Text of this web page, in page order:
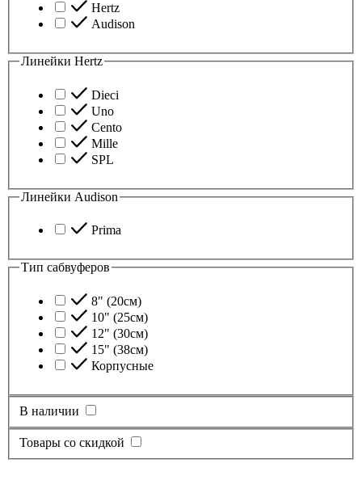
Hertz
Audison
Линейки Hertz
Dieci
Uno
Cento
Mille
SPL
Линейки Audison
Prima
Тип сабвуферов
8" (20см)
10" (25см)
12" (30см)
15" (38см)
Корпусные
В наличии
Товары со скидкой